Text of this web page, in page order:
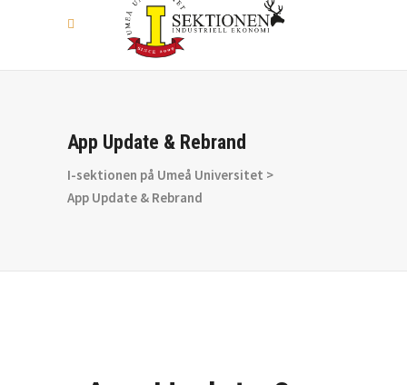
App Update & Rebrand
I-sektionen på Umeå Universitet >
App Update & Rebrand